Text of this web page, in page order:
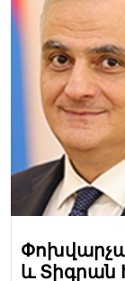
և Տիգրան